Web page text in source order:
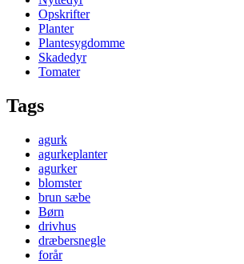
Opskrifter
Planter
Plantesygdomme
Skadedyr
Tomater
Tags
agurk
agurkeplanter
agurker
blomster
brun sæbe
Børn
drivhus
dræbersnegle
forår